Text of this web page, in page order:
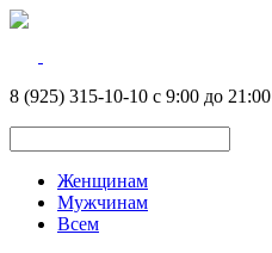
8 (925) 315-10-10 с 9:00 до 21:00
Женщинам
Мужчинам
Всем